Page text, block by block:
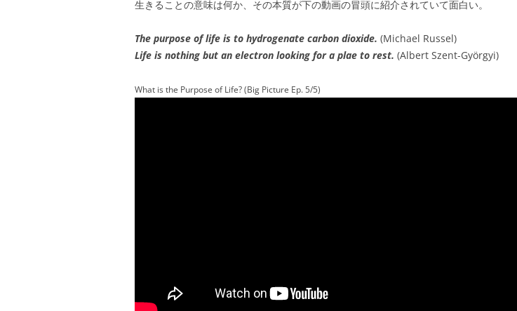
生きることの意味は何か、その本質が下の動画の冒頭に紹介されていて面白い。
The purpose of life is to hydrogenate carbon dioxide. (Michael Russel)
Life is nothing but an electron looking for a plae to rest. (Albert Szent-Györgyi)
What is the Purpose of Life? (Big Picture Ep. 5/5)